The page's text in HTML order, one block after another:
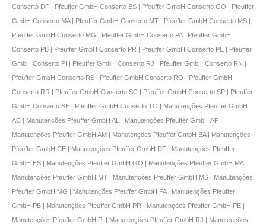
Conserto DF | Pfeuffer GmbH Conserto ES | Pfeuffer GmbH Conserto GO | Pfeuffer
GmbH Conserto MA | Pfeuffer GmbH Conserto MT | Pfeuffer GmbH Conserto MS |
Pfeuffer GmbH Conserto MG | Pfeuffer GmbH Conserto PA | Pfeuffer GmbH
Conserto PB | Pfeuffer GmbH Conserto PR | Pfeuffer GmbH Conserto PE | Pfeuffer
GmbH Conserto PI | Pfeuffer GmbH Conserto RJ | Pfeuffer GmbH Conserto RN |
Pfeuffer GmbH Conserto RS | Pfeuffer GmbH Conserto RO | Pfeuffer GmbH
Conserto RR | Pfeuffer GmbH Conserto SC | Pfeuffer GmbH Conserto SP | Pfeuffer
GmbH Conserto SE | Pfeuffer GmbH Conserto TO | Manutenções Pfeuffer GmbH
AC | Manutenções Pfeuffer GmbH AL | Manutenções Pfeuffer GmbH AP |
Manutenções Pfeuffer GmbH AM | Manutenções Pfeuffer GmbH BA | Manutenções
Pfeuffer GmbH CE | Manutenções Pfeuffer GmbH DF | Manutenções Pfeuffer
GmbH ES | Manutenções Pfeuffer GmbH GO | Manutenções Pfeuffer GmbH MA |
Manutenções Pfeuffer GmbH MT | Manutenções Pfeuffer GmbH MS | Manutenções
Pfeuffer GmbH MG | Manutenções Pfeuffer GmbH PA | Manutenções Pfeuffer
GmbH PB | Manutenções Pfeuffer GmbH PR | Manutenções Pfeuffer GmbH PE |
Manutenções Pfeuffer GmbH PI | Manutenções Pfeuffer GmbH RJ | Manutenções